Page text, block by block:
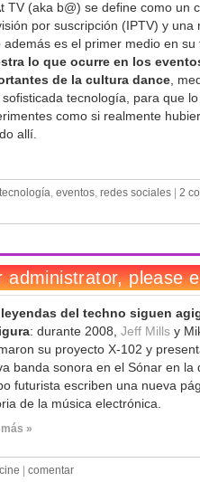
TV (aka b@) se define como un
por suscripción (IPTV) y una
además es el primer medio en su
lo que ocurre en los
de la cultura dance,
sofisticada tecnología, para que lo
como si realmente
allí.
tecnología, eventos, redes sociales
2
leyendas del techno siguen
: durante 2008, Jeff Mills y
su proyecto X-102 y
banda sonora en el Sónar en la
futurista escriben una nueva
de la música electrónica.
»
cine
comentar